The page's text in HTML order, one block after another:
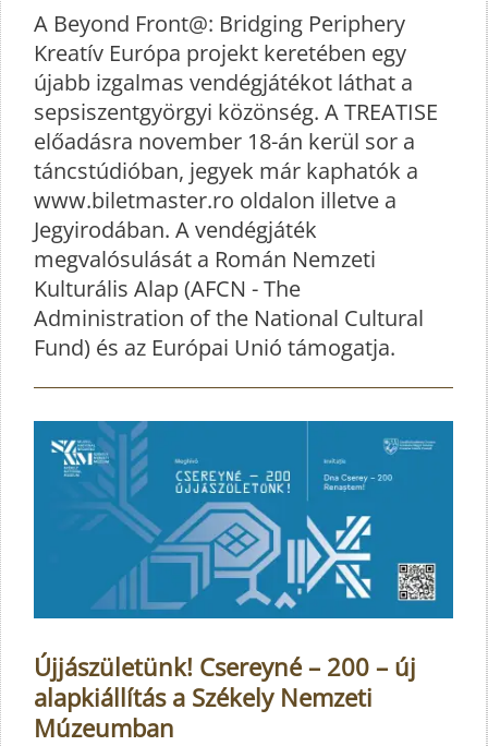
A Beyond Front@: Bridging Periphery
Kreatív Európa projekt keretében egy
újabb izgalmas vendégjátékot láthat a
sepsiszentgyörgyi közönség. A TREATISE
előadásra november 18-án kerül sor a
táncstúdióban, jegyek már kaphatók a
www.biletmaster.ro oldalon illetve a
Jegyirodában. A vendégjáték
megvalósulását a Román Nemzeti
Kulturális Alap (AFCN - The
Administration of the National Cultural
Fund) és az Európai Unió támogatja.
Újjászületünk! Csereyné – 200 – új
alapkiállítás a Székely Nemzeti
Múzeumban